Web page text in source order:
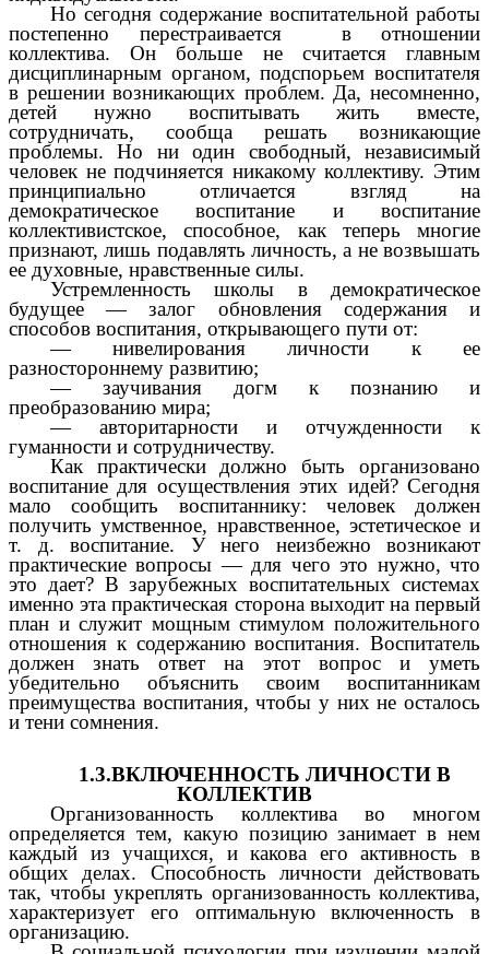
Но сегодня содержание воспитательной работы
постепенно перестраивается в отношении
коллектива. Он больше не считается главным
дисциплинарным органом, подспорьем воспитателя
в решении возникающих проблем. Да, несомненно,
детей нужно воспитывать жить вместе,
сотрудничать, сообща решать возникающие
проблемы. Но ни один свободный, независимый
человек не подчиняется никакому коллективу. Этим
принципиально отличается взгляд на
демократическое воспитание и воспитание
коллективистское, способное, как теперь многие
признают, лишь подавлять личность, а не возвышать
ее духовные, нравственные силы.
Устремленность школы в демократическое
будущее — залог обновления содержания и
способов воспитания, открывающего пути от:
— нивелирования личности к ее
разностороннему развитию;
— заучивания догм к познанию и
преобразованию мира;
— авторитарности и отчужденности к
гуманности и сотрудничеству.
Как практически должно быть организовано
воспитание для осуществления этих идей? Сегодня
мало сообщить воспитаннику: человек должен
получить умственное, нравственное, эстетическое и
т. д. воспитание. У него неизбежно возникают
практические вопросы — для чего это нужно, что
это дает? В зарубежных воспитательных системах
именно эта практическая сторона выходит на первый
план и служит мощным стимулом положительного
отношения к содержанию воспитания. Воспитатель
должен знать ответ на этот вопрос и уметь
убедительно объяснить своим воспитанникам
преимущества воспитания, чтобы у них не осталось
и тени сомнения.
1.3.ВКЛЮЧЕННОСТЬ ЛИЧНОСТИ В
КОЛЛЕКТИВ
Организованность коллектива во многом
определяется тем, какую позицию занимает в нем
каждый из учащихся, и какова его активность в
общих делах. Способность личности действовать
так, чтобы укреплять организованность коллектива,
характеризует его оптимальную включенность в
организацию.